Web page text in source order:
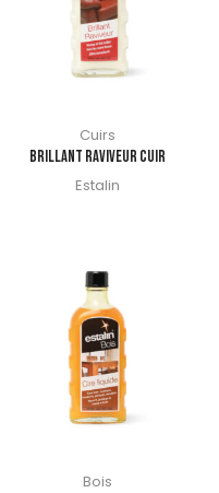
Cuirs
BRILLANT RAVIVEUR CUIR
Estalin
Bois